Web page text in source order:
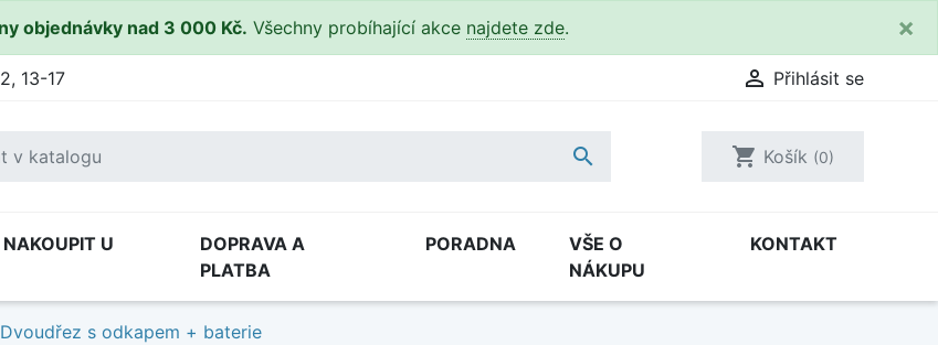
objednávky nad 3 000 Kč. Všechny probíhající akce najdete zde. ×
13-17  Přihlásit se
 shopping_cart Košík (0)
NAKOUPIT U
DOPRAVA A
PLATBA
PORADNA
VŠE O
NÁKUPU
KONTAKT
Dvoudřez s odkapem + baterie